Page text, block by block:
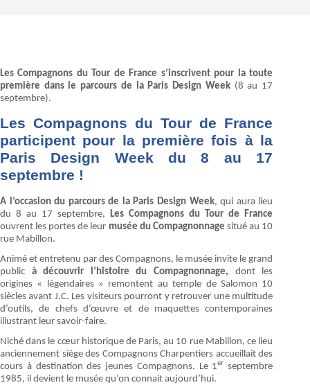
Les Compagnons du Tour de France s’inscrivent pour la toute
première dans le parcours de la Paris Design Week (8 au 17
septembre).
Les Compagnons du Tour de France
participent pour la première fois à la
Paris Design Week du 8 au 17
septembre !
A l’occasion du parcours de la Paris Design Week, qui aura lieu
du 8 au 17 septembre,
Les Compagnons du Tour de France
ouvrent les portes de leur musée du Compagnonnage situé au 10
rue Mabillon.
Animé et entretenu par des Compagnons, le musée invite le grand
public à découvrir l’histoire du Compagnonnage, dont les
origines « légendaires » remontent au temple de Salomon 10
siècles avant J.C. Les visiteurs pourront y retrouver une multitude
d’outils, de chefs d’œuvre et de maquettes contemporaines
illustrant leur savoir-faire.
Niché dans le cœur historique de Paris, au 10 rue Mabillon, ce lieu
anciennement siège des Compagnons Charpentiers accueillait des
cours à destination des jeunes Compagnons. Le 1er septembre
1985, il devient le musée qu’on connait aujourd’hui.